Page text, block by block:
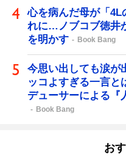
心を病んだ母が「4L
れに…ノブコブ徳井
を明かす
Book Bang
今思い出しても涙が
ッコよすぎる一言
デューサーによる『
Book Bang
お